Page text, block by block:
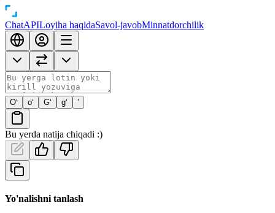
ChatAPILoyiha haqidaSavol-javobMinnatdorchilik
O‘ o‘ G‘ g‘ ’
Bu yerda natija chiqadi :)
Yo'nalishni tanlash